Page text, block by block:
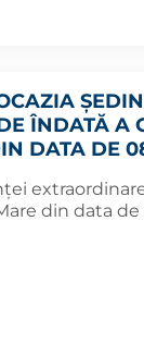
ÎNDATĂ A
DATA DE
din data de